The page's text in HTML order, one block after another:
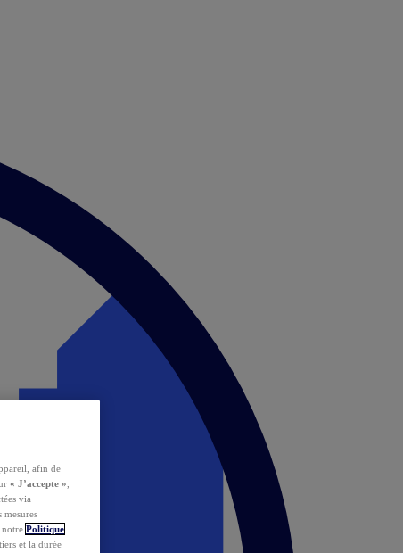
afin de
« J’accepte »
via
mesures
notre Politique
et la durée